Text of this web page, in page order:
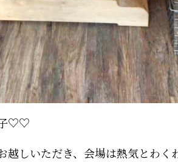
♡♡
越しいただき、会場は熱気とわ